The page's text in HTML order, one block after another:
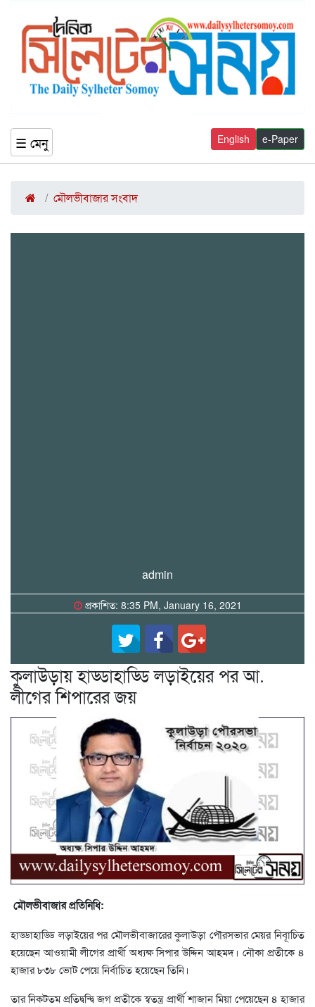
☰ মেনু e-Paper
English
মৌলভীবাজার সংবাদ
admin
প্রকাশিত: 8:35 PM, January 16, 2021
কুলাউড়ায় হাড্ডাহাড্ডি লড়াইয়ের পর আ.
লীগের শিপারের জয়
মৌলভীবাজার প্রতিনিধি:
হাড্ডাহাড্ডি লড়াইয়ের পর মৌলভীবাজারের কুলাউড়া পৌরসভার মেয়র নিবূাচিত
হয়েছেন আওয়ামী লীগের প্রার্থী অধ্যক্ষ সিপার উদ্দিন আহমদ। নৌকা প্রতীকে ৪
হাজার ৮৩৮ ভোট পেয়ে নির্বাচিত হয়েছেন তিনি।
তার নিকটতম প্রতিদ্বন্দ্বি জগ প্রতীকে স্বতন্ত্র প্রার্থী শাজান মিয়া পেয়েছেন ৪ হাজার